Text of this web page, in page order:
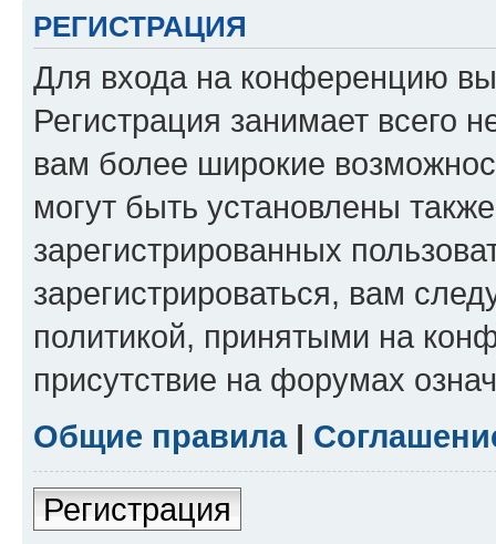
РЕГИСТРАЦИЯ
Для входа на конференцию
Регистрация занимает всего
вам более широкие
могут быть установлены
зарегистрированных
зарегистрироваться, вам
политикой, принятыми на
присутствие на форумах
Общие правила|
Регистрация